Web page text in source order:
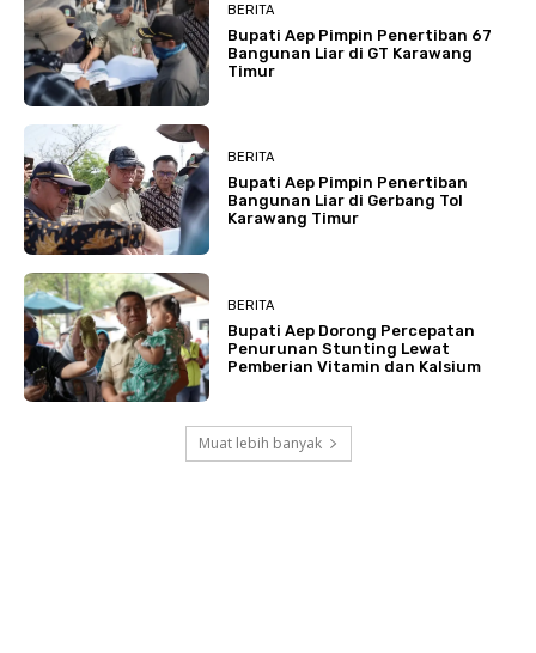
BERITA
Bupati Aep Pimpin Penertiban 67
Bangunan Liar di GT Karawang
Timur
BERITA
Bupati Aep Pimpin Penertiban
Bangunan Liar di Gerbang Tol
Karawang Timur
BERITA
Bupati Aep Dorong Percepatan
Penurunan Stunting Lewat
Pemberian Vitamin dan Kalsium
Muat lebih banyak